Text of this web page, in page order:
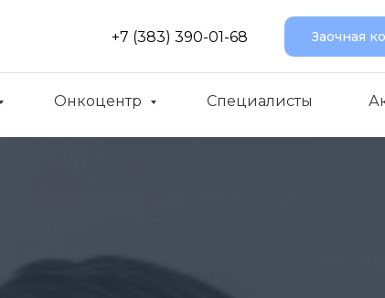
+7 (383) 390-01-68 Заочная
Онкоцентр Специалисты